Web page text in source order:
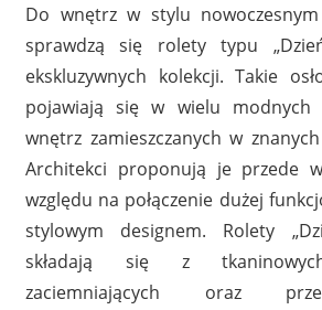
Do wnętrz w stylu
sprawdzą się rolety typu
ekskluzywnych kolekcji. Takie
pojawiają się w wielu modnych
wnętrz zamieszczanych w
Architekci proponują je przede
względu na połączenie dużej
stylowym designem. Rolety
składają się z
zaciemniających oraz